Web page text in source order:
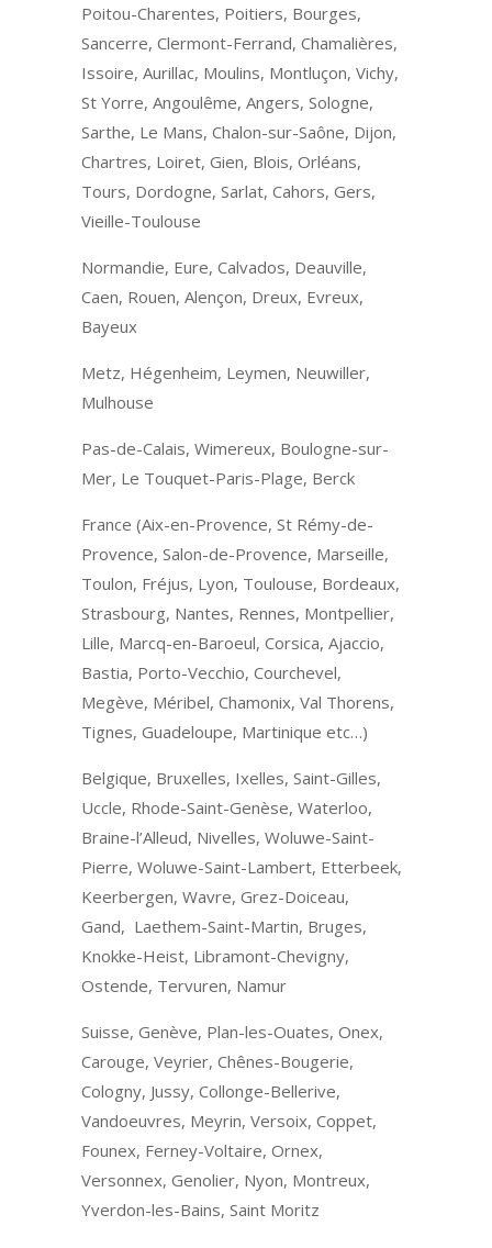
Poitou-Charentes, Poitiers, Bourges,
Sancerre, Clermont-Ferrand, Chamalières,
Issoire, Aurillac, Moulins, Montluçon, Vichy,
St Yorre, Angoulême, Angers, Sologne,
Sarthe, Le Mans, Chalon-sur-Saône, Dijon,
Chartres, Loiret, Gien, Blois, Orléans,
Tours, Dordogne, Sarlat, Cahors, Gers,
Vieille-Toulouse
Normandie, Eure, Calvados, Deauville,
Caen, Rouen, Alençon, Dreux, Evreux,
Bayeux
Metz, Hégenheim, Leymen, Neuwiller,
Mulhouse
Pas-de-Calais, Wimereux, Boulogne-sur-
Mer, Le Touquet-Paris-Plage, Berck
France (Aix-en-Provence, St Rémy-de-
Provence, Salon-de-Provence, Marseille,
Toulon, Fréjus, Lyon, Toulouse, Bordeaux,
Strasbourg, Nantes, Rennes, Montpellier,
Lille, Marcq-en-Baroeul, Corsica, Ajaccio,
Bastia, Porto-Vecchio, Courchevel,
Megève, Méribel, Chamonix, Val Thorens,
Tignes, Guadeloupe, Martinique etc…)
Belgique, Bruxelles, Ixelles, Saint-Gilles,
Uccle, Rhode-Saint-Genèse, Waterloo,
Braine-l’Alleud, Nivelles, Woluwe-Saint-
Pierre, Woluwe-Saint-Lambert, Etterbeek,
Keerbergen, Wavre, Grez-Doiceau,
Gand, Laethem-Saint-Martin, Bruges,
Knokke-Heist, Libramont-Chevigny,
Ostende, Tervuren, Namur
Suisse, Genève, Plan-les-Ouates, Onex,
Carouge, Veyrier, Chênes-Bougerie,
Cologny, Jussy, Collonge-Bellerive,
Vandoeuvres, Meyrin, Versoix, Coppet,
Founex, Ferney-Voltaire, Ornex,
Versonnex, Genolier, Nyon, Montreux,
Yverdon-les-Bains, Saint Moritz